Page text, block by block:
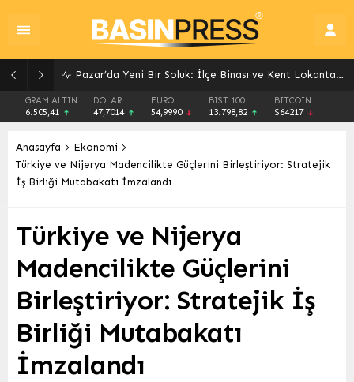
Pazar’da Yeni Bir Soluk: İlçe Binası ve Kent Lokantası Hizmete Açıldı
GRAM ALTIN
6.505,41
DOLAR
47,7014
EURO
54,9990
BIST 100
13.798,82
BITCOIN
$64217
Anasayfa
Ekonomi
Türkiye ve Nijerya Madencilikte Güçlerini Birleştiriyor: Stratejik
İş Birliği Mutabakatı İmzalandı
Türkiye ve Nijerya
Madencilikte Güçlerini
Birleştiriyor: Stratejik İş
Birliği Mutabakatı
İmzalandı